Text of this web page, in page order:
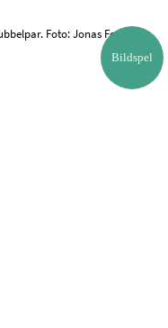
Bildspel
Foto: Jonas Forsberg